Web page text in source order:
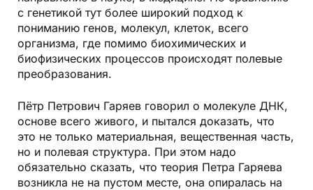
с генетикой тут более широкий подход к
пониманию генов, молекул, клеток, всего
организма, где помимо биохимических и
биофизических процессов происходят полевые
преобразования.
Пётр Петрович Гаряев говорил о молекуле ДНК,
основе всего живого, и пытался доказать, что
это не только материальная, вещественная часть,
но и полевая структура. При этом надо
обязательно сказать, что теория Петра Гаряева
возникла не на пустом месте, она опиралась на